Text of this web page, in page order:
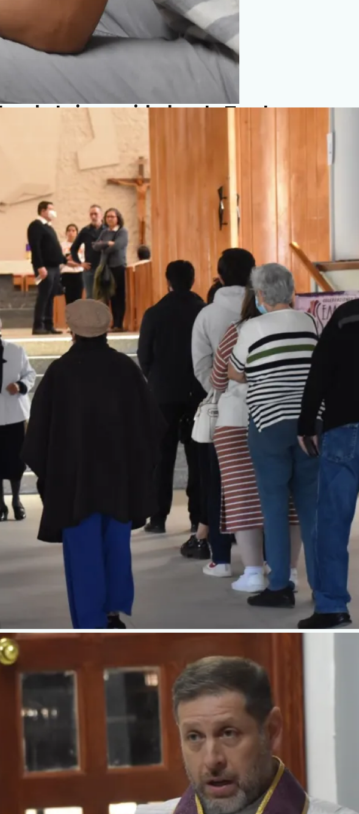
prefecto de Dicasterio
de la impunidad en la Tarahumara
Mexicana y la causa de las madres
de Cristo Rey en NM
desaparecido
estas vacaciones
prefecto de Dicasterio
Cristo Rey en medio de disputa legal